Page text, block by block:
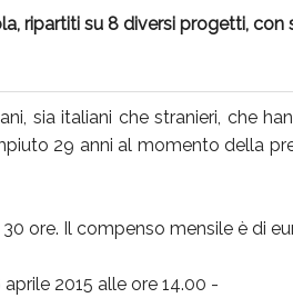
ripartiti su 8 diversi progetti, con
sia italiani che stranieri, che
29 anni al momento della
ore. Il compenso mensile è di
2015 alle ore 14.00 -